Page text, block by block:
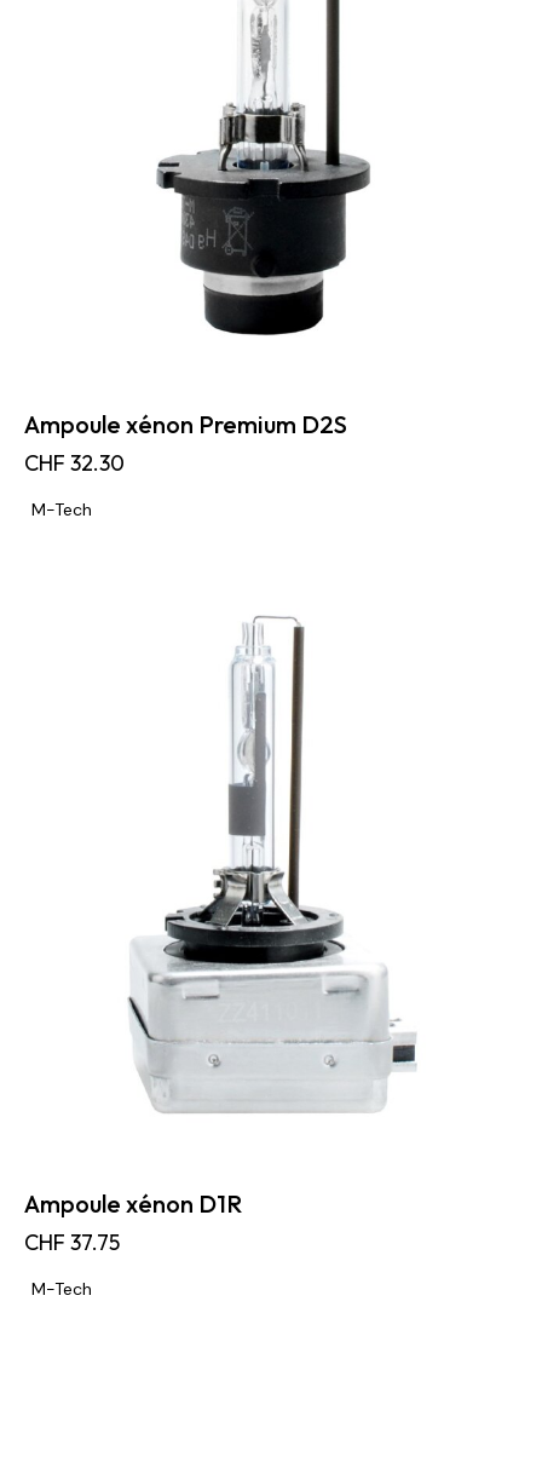
Ampoule xénon Premium D2S
CHF 32.30
M-Tech
Ampoule xénon D1R
CHF 37.75
M-Tech